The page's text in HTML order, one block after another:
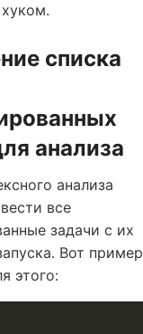
списка
анализа
анализа
все
задачи с их
Вот пример
этого: